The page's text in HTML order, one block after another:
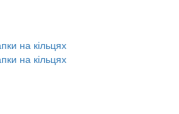
на кільцях
на кільцях